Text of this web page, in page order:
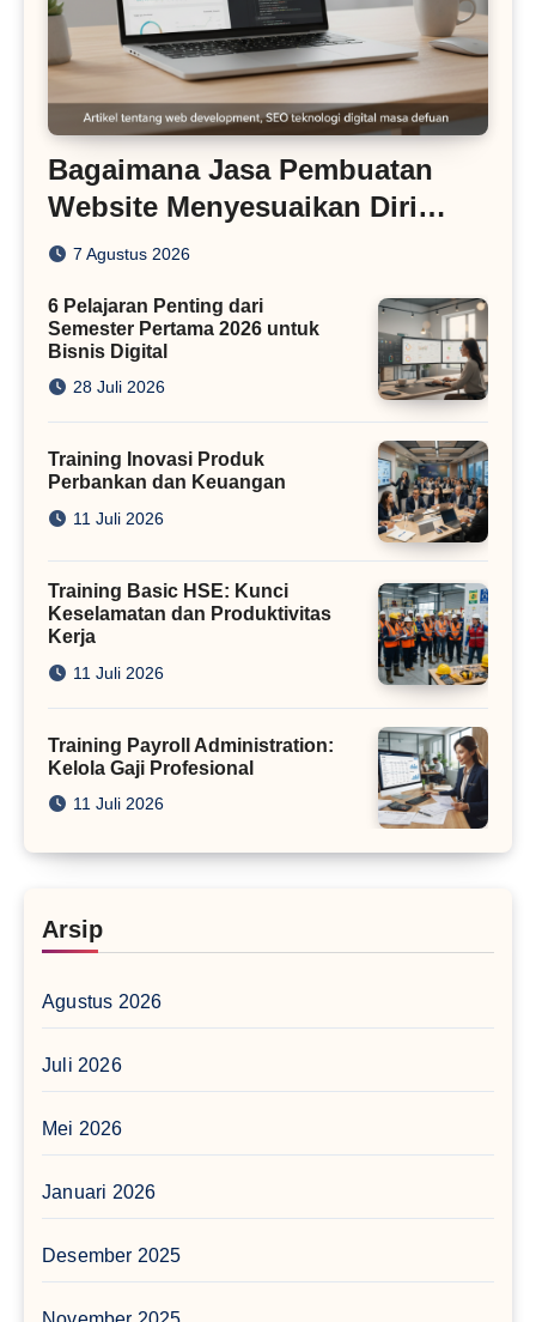
Bagaimana Jasa Pembuatan
Website Menyesuaikan Diri
dengan Algoritma SEO Masa
7 Agustus 2026
6 Pelajaran Penting dari
Semester Pertama 2026 untuk
Bisnis Digital
28 Juli 2026
Training Inovasi Produk
Perbankan dan Keuangan
11 Juli 2026
Training Basic HSE: Kunci
Keselamatan dan Produktivitas
Kerja
11 Juli 2026
Training Payroll Administration:
Kelola Gaji Profesional
11 Juli 2026
Arsip
Agustus 2026
Juli 2026
Mei 2026
Januari 2026
Desember 2025